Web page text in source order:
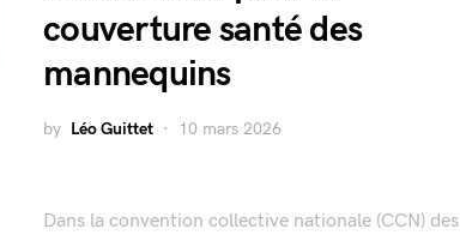
couverture santé des
mannequins
by Léo Guittet 10 mars 2026
Dans la convention collective nationale (CCN) des